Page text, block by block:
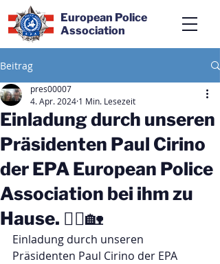
European Police
Association
Beitrag
Einladung durch unseren
Präsidenten Paul Cirino
der EPA European Police
Association bei ihm zu
Hause. 👮‍♂️🏡
pres00007
4. Apr. 2024 1 Min. Lesezeit
Einladung durch unseren
Präsidenten Paul Cirino der EPA